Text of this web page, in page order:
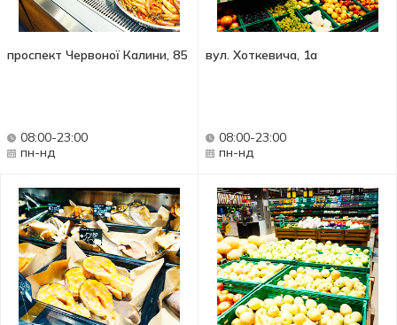
проспект Червоної Калини, 85
08:00-23:00
пн-нд
вул. Хоткевича, 1а
08:00-23:00
пн-нд